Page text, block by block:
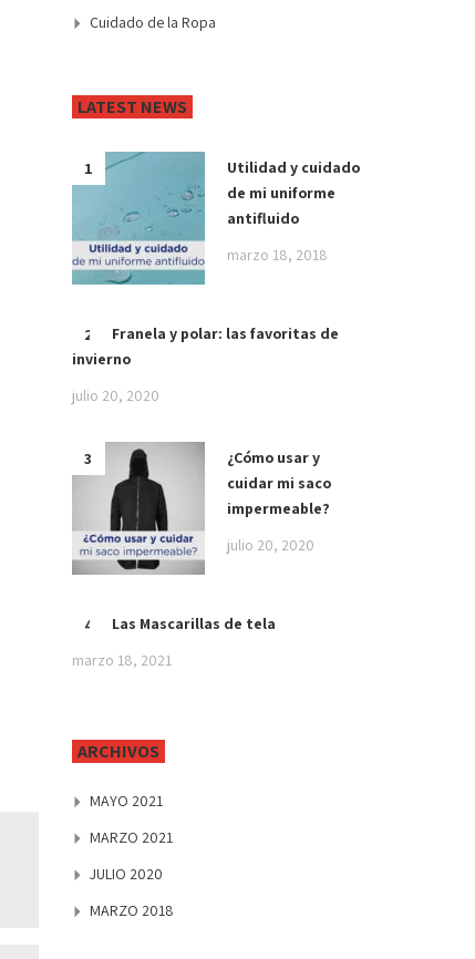
Cuidado de la Ropa
LATEST NEWS
Utilidad y cuidado
de mi uniforme
antifluido
marzo 18, 2018
Franela y polar: las favoritas de
invierno
julio 20, 2020
¿Cómo usar y
cuidar mi saco
impermeable?
julio 20, 2020
Las Mascarillas de tela
marzo 18, 2021
ARCHIVOS
MAYO 2021
MARZO 2021
JULIO 2020
MARZO 2018